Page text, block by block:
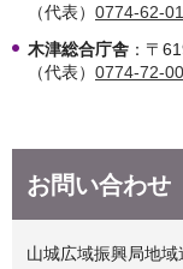
（代表） 0774-62-
木津総合庁舎 ：〒
（代表） 0774-72-
お問い合わせ
山城広域振興局地